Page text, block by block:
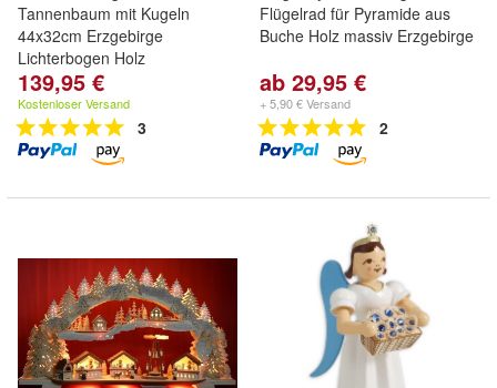
Tannenbaum mit Kugeln
44x32cm Erzgebirge
Lichterbogen Holz
139,95 €
Kostenloser Versand
3
Flügelrad für Pyramide aus
Buche Holz massiv Erzgebirge
ab 29,95 €
+ 5,90 € Versand
2